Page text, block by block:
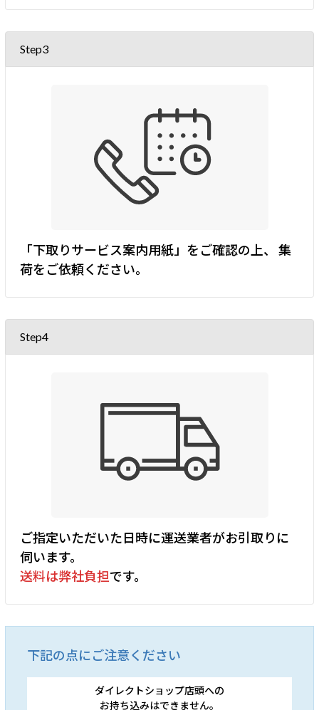
Step3
「下取りサービス案内用紙」をご確認の上、
集
荷をご依頼ください。
Step4
ご指定いただいた日時に運送業者がお引取りに
伺います。
送料は弊社負担です。
下記の点にご注意ください
ダイレクトショップ店頭への
お持ち込みはできません。